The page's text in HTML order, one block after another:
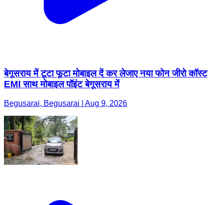
बेगूसराय में टूटा फूटा मोबाइल दें कर लेजाए नया फोन जीरो कॉस्ट
EMI साथ मोबाइल पॉइंट बेगूसराय में
Begusarai, Begusarai | Aug 9, 2026